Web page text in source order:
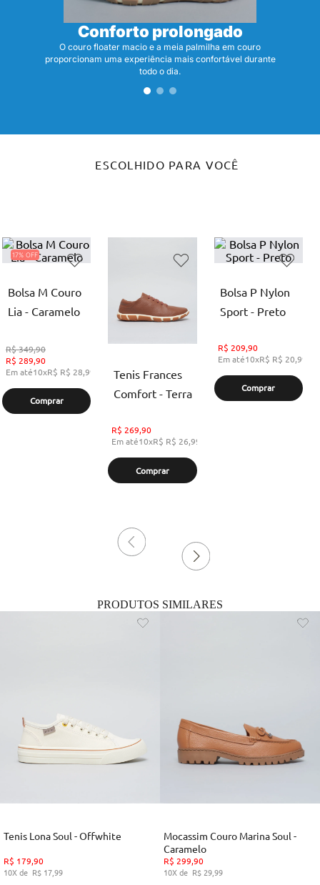
Conforto prolongado
O couro floater macio e a meia palmilha em couro
proporcionam uma experiência mais confortável durante
todo o dia.
ESCOLHIDO PARA VOCÊ
17%
Bolsa M Couro
Lia - Caramelo
R$349,90
R$ 289,90
Em até10xR$ R$ 28,99 sem juros
Comprar
Tenis Frances
Comfort - Terra
R$ 269,90
Em até10xR$ R$ 26,99
Comprar
Bolsa P Nylon
Sport - Preto
R$ 209,90
Em até10xR$ R$ 20,99
Comprar
PRODUTOS SIMILARES
Tenis Lona Soul - Offwhite
R$ 179,90
10
R$ 17,99
Mocassim Couro Marina Soul -
Caramelo
R$ 299,90
10
R$ 29,99